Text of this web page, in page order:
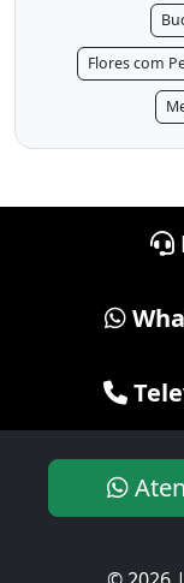
Flores com